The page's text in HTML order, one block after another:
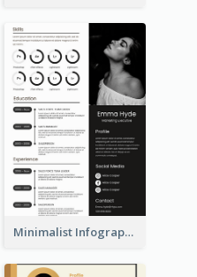
Minimalist Infographic Resume